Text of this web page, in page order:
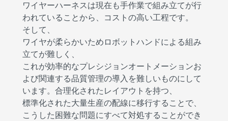
ワイヤーハーネスは現在も手作業で組み立てが行
われていることから、コストの高い工程です。
そして、
ワイヤが柔らかいためロボットハンドによる組み
立てが難しく、
これが効率的なプレシジョンオートメーションお
よび関連する品質管理の導入を難しいものにして
います。合理化されたレイアウトを持つ、
標準化された大量生産の配線に移行することで、
こうした困難な問題にすべて対処することができ